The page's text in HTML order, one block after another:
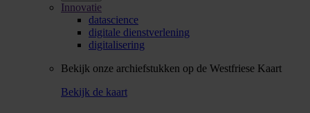
Innovatie
datascience
digitale dienstverlening
digitalisering
Bekijk onze archiefstukken op de Westfriese Kaart
Bekijk de kaart